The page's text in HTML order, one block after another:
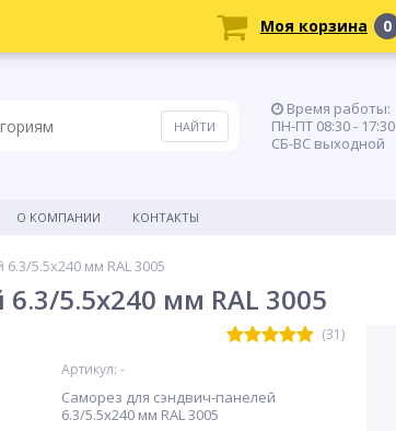
Время работы:
ПН-ПТ 08:30 - 17:30
СБ-ВС выходной
О КОМПАНИИ КОНТАКТЫ
5.5х240 мм RAL 3005
5.5х240 мм RAL 3005
(31)
Артикул: -
Саморез для сэндвич-панелей
6.3/5.5х240 мм RAL 3005
Моя корзина 0